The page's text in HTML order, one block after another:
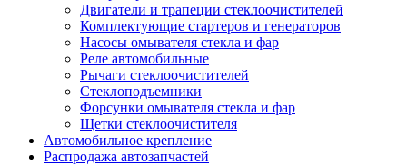
Двигатели и трапеции стеклоочистителей
Комплектующие стартеров и генераторов
Насосы омывателя стекла и фар
Реле автомобильные
Рычаги стеклоочистителей
Стеклоподъемники
Форсунки омывателя стекла и фар
Щетки стеклоочистителя
Автомобильное крепление
Распродажа автозапчастей